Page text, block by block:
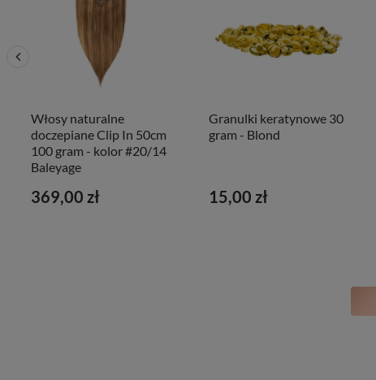
Włosy naturalne
doczepiane Clip In 50cm
100 gram - kolor #20/14
Baleyage
369,00 zł
Granulki keratynowe 30
gram - Blond
15,00 zł